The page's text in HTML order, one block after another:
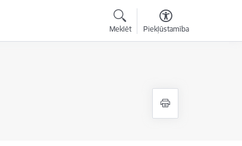
Meklēt Piekļūstamība